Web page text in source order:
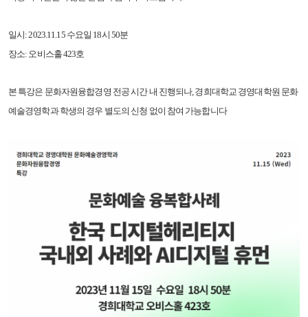
일시: 2023.11.15 수요일 18시 50분
장소: 오비스홀 423호
본 특강은 문화자원융합경영 전공 시간 내 진행되나, 경희대학교 경영대학원 문화
예술경영학과 학생의 경우 별도의 신청 없이 참여 가능합니다